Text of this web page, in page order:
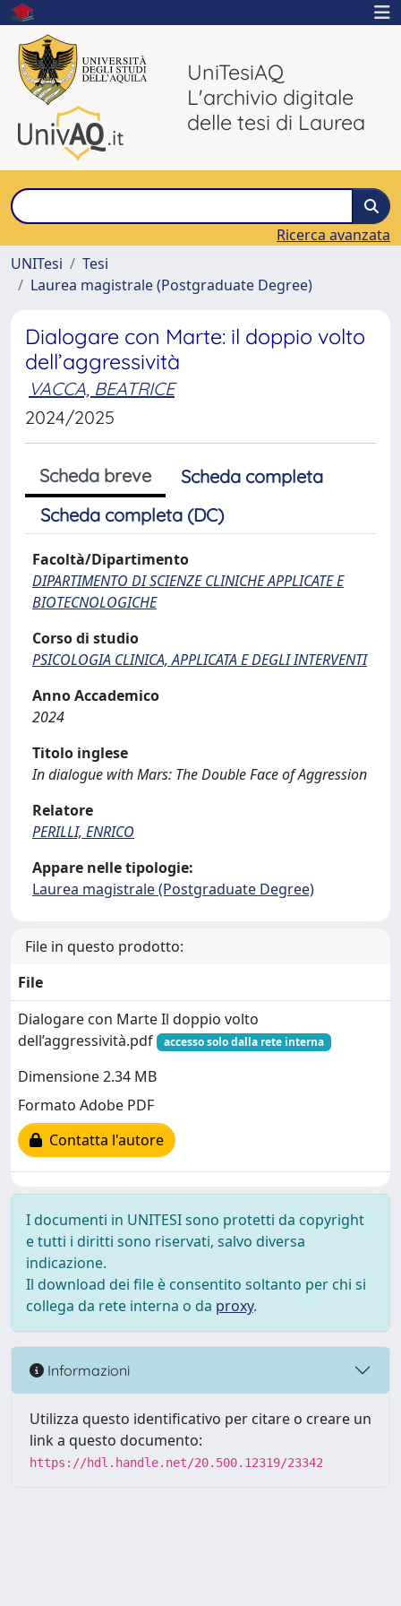
UniTesiAQ
L'archivio digitale
delle tesi di Laurea
Ricerca avanzata
UNITesi
Tesi
Laurea magistrale (Postgraduate Degree)
Dialogare con Marte: il doppio volto
dell’aggressività
VACCA, BEATRICE
2024/2025
Scheda breve
Scheda completa
Scheda completa (DC)
Facoltà/Dipartimento
DIPARTIMENTO DI SCIENZE CLINICHE APPLICATE E
BIOTECNOLOGICHE
Corso di studio
PSICOLOGIA CLINICA, APPLICATA E DEGLI INTERVENTI
Anno Accademico
2024
Titolo inglese
In dialogue with Mars: The Double Face of Aggression
Relatore
PERILLI, ENRICO
Appare nelle tipologie:
Laurea magistrale (Postgraduate Degree)
File in questo prodotto:
File
Dialogare con Marte Il doppio volto
dell’aggressività.pdf
accesso solo dalla rete interna
Dimensione 2.34 MB
Formato Adobe PDF
Contatta l'autore
I documenti in UNITESI sono protetti da copyright
e tutti i diritti sono riservati, salvo diversa
indicazione.
Il download dei file è consentito soltanto per chi si
collega da rete interna o da proxy.
Informazioni
Utilizza questo identificativo per citare o creare un
link a questo documento:
https://hdl.handle.net/20.500.12319/23342